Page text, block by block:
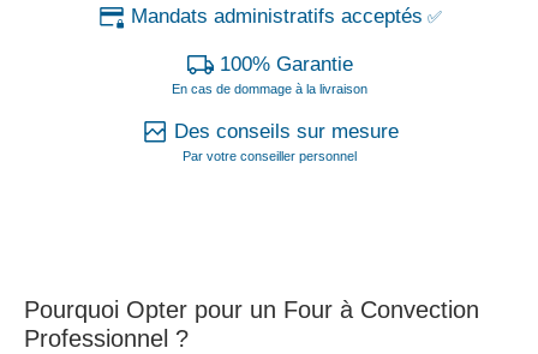
Mandats administratifs acceptés ✅
100% Garantie
En cas de dommage à la livraison
Des conseils sur mesure
Par votre conseiller personnel
Pourquoi Opter pour un Four à Convection
Professionnel ?